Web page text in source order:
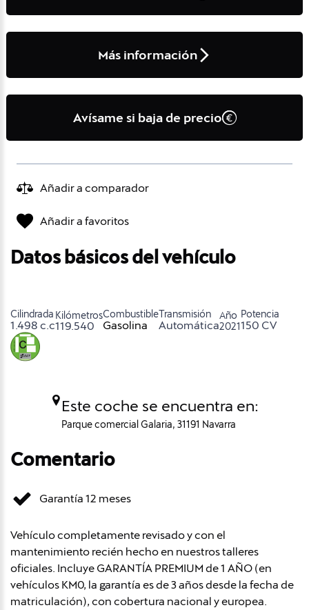
Más información
Avísame si baja de precio
Añadir a comparador
Añadir a favoritos
Datos básicos del vehículo
Cilindrada
1.498 c.c
Kilómetros
119.540
Combustible
Gasolina
Transmisión
Automática
Año
2021
Potencia
150 CV
Este coche se encuentra en:
Parque comercial Galaria, 31191 Navarra
Comentario
Garantía 12 meses
Vehículo completamente revisado y con el
mantenimiento recién hecho en nuestros talleres
oficiales. Incluye GARANTÍA PREMIUM de 1 AÑO (en
vehículos KM0, la garantía es de 3 años desde la fecha de
matriculación), con cobertura nacional y europea.